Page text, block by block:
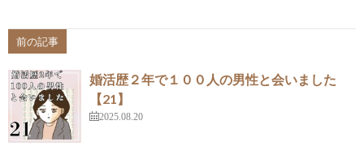
前の記事
婚活歴２年で１００人の男性と会いました
【21】
2025.08.20